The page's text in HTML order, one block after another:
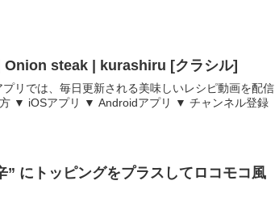
Onion steak | kurashiru [クラシル]
リでは、毎日更新される美味しいレシピ動画を配信
▼ iOSアプリ ▼ Androidアプリ ▼ チャンネル登録
” にトッピングをプラスしてロコモコ風